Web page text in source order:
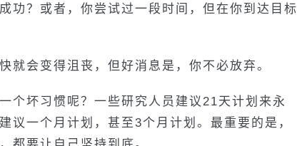
功？或者，你尝试过一段时间，但在你到达目标
就会变得沮丧，但好消息是，你不必放弃。
个坏习惯呢？一些研究人员建议21天计划来永
议一个月计划，甚至3个月计划。最重要的是，